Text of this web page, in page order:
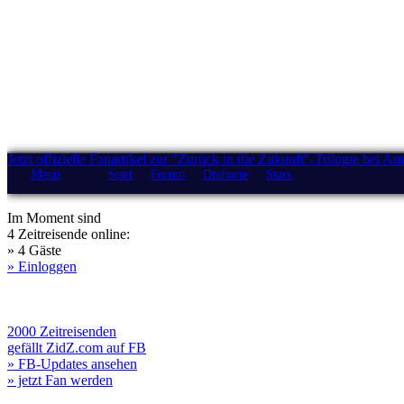
Jetzt offizielle Fanartikel zur "Zurück in die Zukunft"-Trilogie bei
Menü Start Forum Drehorte Stars
Im Moment sind
4 Zeitreisende online:
» 4 Gäste
» Einloggen
2000 Zeitreisenden
gefällt ZidZ.com auf FB
» FB-Updates ansehen
» jetzt Fan werden